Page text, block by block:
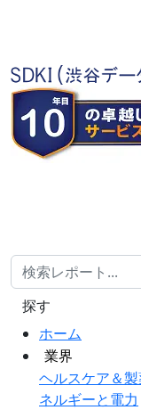
ホーム
業界
ヘルスケア＆
ネルギーと電力
探す